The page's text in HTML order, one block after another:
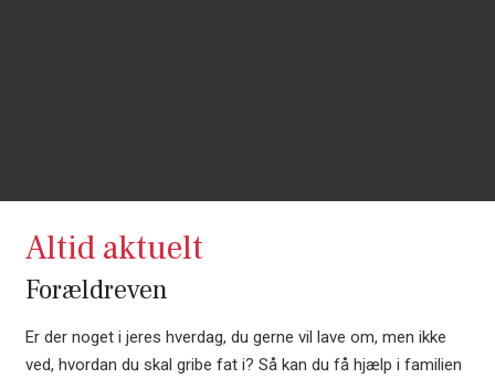
Altid aktuelt
Forældreven
Er der noget i jeres hverdag, du gerne vil lave om, men ikke
ved, hvordan du skal gribe fat i? Så kan du få hjælp i familien